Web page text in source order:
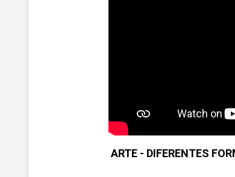
ARTE - DIFERENTES